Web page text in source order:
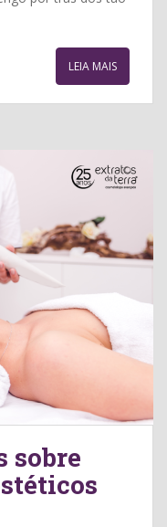
LEIA MAIS
sobre